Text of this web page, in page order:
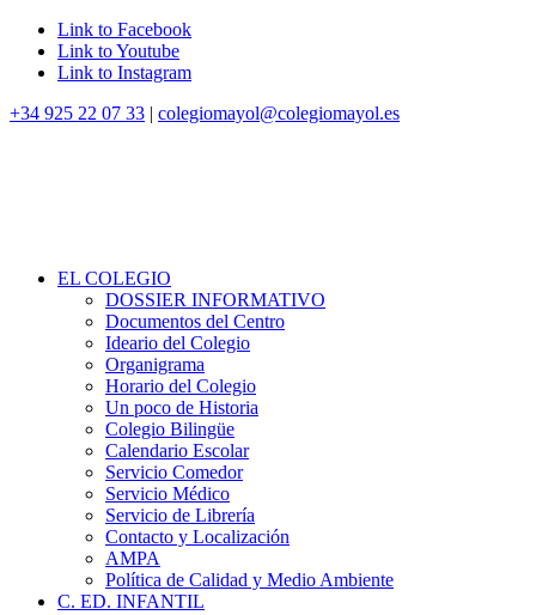
Link to Facebook
Link to Youtube
Link to Instagram
+34 925 22 07 33 | colegiomayol@colegiomayol.es
EL COLEGIO
DOSSIER INFORMATIVO
Documentos del Centro
Ideario del Colegio
Organigrama
Horario del Colegio
Un poco de Historia
Colegio Bilingüe
Calendario Escolar
Servicio Comedor
Servicio Médico
Servicio de Librería
Contacto y Localización
AMPA
Política de Calidad y Medio Ambiente
C. ED. INFANTIL